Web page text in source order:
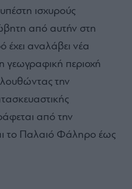
ισχυρούς
από αυτήν στη
έχει αναλάβει νέα
γεωγραφική περιοχή
την
από την
το Παλαιό Φάληρο έως